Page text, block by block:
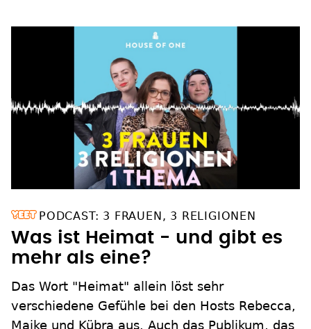
PODCAST: 3 FRAUEN, 3 RELIGIONEN
Was ist Heimat - und gibt es
mehr als eine?
Das Wort "Heimat" allein löst sehr
verschiedene Gefühle bei den Hosts Rebecca,
Maike und Kübra aus. Auch das Publikum, das